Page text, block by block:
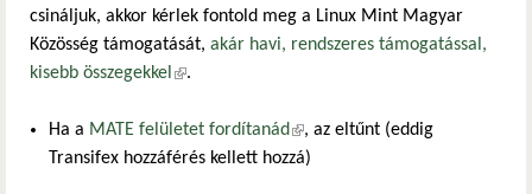
csináljuk, akkor kérlek fontold meg a Linux Mint Magyar
Közösség támogatását, akár havi, rendszeres támogatással,
kisebb összegekkel (külső hivatkozás)
.
Ha a MATE felületet fordítanád (külső hivatkozás)
, az eltűnt (eddig
Transifex hozzáférés kellett hozzá)